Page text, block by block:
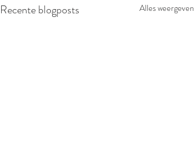
Recente blogposts Alles weergeven